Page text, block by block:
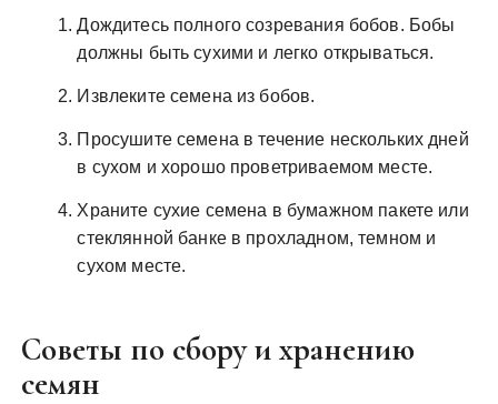
Дождитесь полного созревания бобов. Бобы
должны быть сухими и легко открываться.
Извлеките семена из бобов.
Просушите семена в течение нескольких дней
в сухом и хорошо проветриваемом месте.
Храните сухие семена в бумажном пакете или
стеклянной банке в прохладном, темном и
сухом месте.
Советы по сбору и хранению
семян